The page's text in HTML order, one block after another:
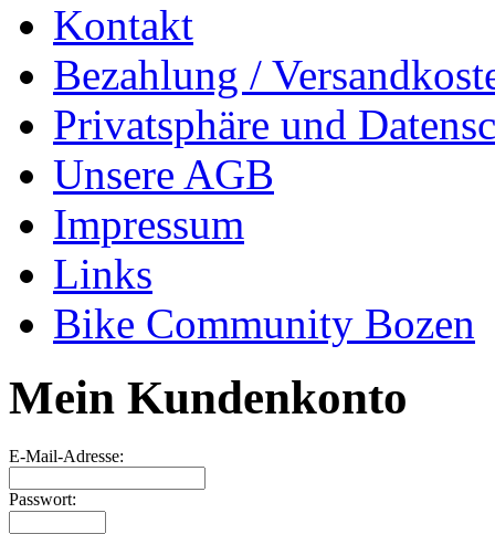
Kontakt
Bezahlung /
Privatsphäre und
Unsere AGB
Impressum
Links
Bike Community Bozen
Mein Kundenkonto
E-Mail-Adresse:
Passwort: